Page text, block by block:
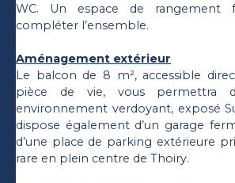
WC. Un espace de rangement
compléter l’ensemble.
Aménagement extérieur
Le balcon de 8 m², accessible
pièce de vie, vous permettra
environnement verdoyant, exposé
dispose également d’un garage
d’une place de parking extérieure
rare en plein centre de Thoiry.